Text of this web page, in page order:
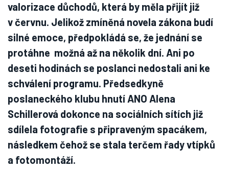
valorizace důchodů, která by měla přijít již
v červnu. Jelikož zmíněná novela zákona budí
silné emoce, předpokládá se, že jednání se
protáhne možná až na několik dní. Ani po
deseti hodinách se poslanci nedostali ani ke
schválení programu. Předsedkyně
poslaneckého klubu hnutí ANO Alena
Schillerová dokonce na sociálních sítích již
sdílela fotografie s připraveným spacákem,
následkem čehož se stala terčem řady vtípků
a fotomontáží.